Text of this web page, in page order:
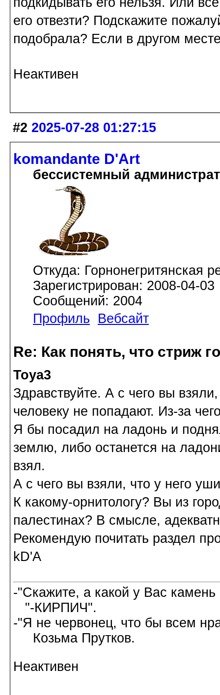
его отвезти? Подскажите
подобрала? Если в другом
Неактивен
#2 2025-07-28 01:27:15
komandante D'Art
бессистемный
Откуда: Горнонегритянская
Зарегистрирован: 2008-04-03
Сообщений: 2004
Профиль
Вебсайт
Re: Как понять, что стриж
Toya3
Здравствуйте. А с чего вы
человеку не попадают. Из-за
Я бы посадил на ладонь и
землю, либо останется на
взял.
А с чего вы взяли, что у него
К какому-орнитологу? Вы из
палестинах? В смысле,
Рекомендую почитать раздел
kD'A
-"Скажите, а какой у Вас камень
"-КИРПИЧ".
-"Я не червонец, что бы всем
Козьма Прутков.
Неактивен